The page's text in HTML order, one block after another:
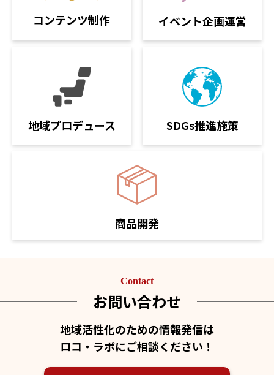
コンテンツ制作 イベント企画運営
地域プロデュース SDGs推進施策
商品開発
Contact
お問い合わせ
地域活性化のための情報発信は
ロコ・ラボにご相談ください！